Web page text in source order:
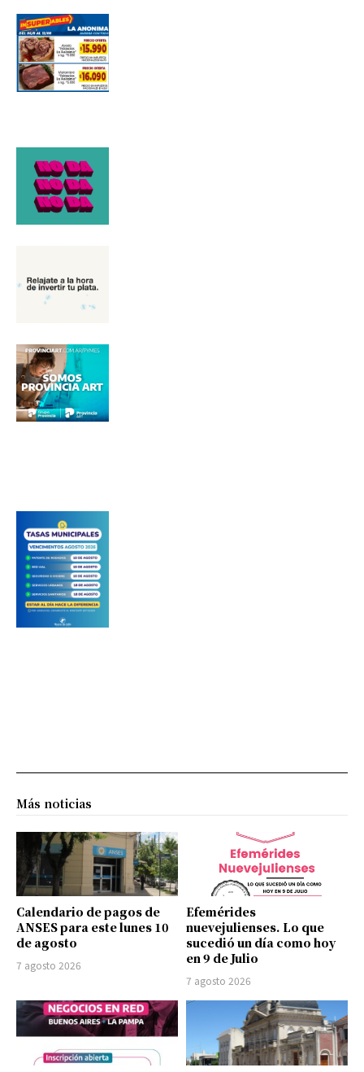
Suscribirme gratis
Dirección de correo electrónico
Apellidos
Número de teléfono
Más noticias
Calendario de pagos de
ANSES para este lunes 10
de agosto
7 agosto 2026
Efemérides
nuevejulienses. Lo que
sucedió un día como hoy
en 9 de Julio
7 agosto 2026